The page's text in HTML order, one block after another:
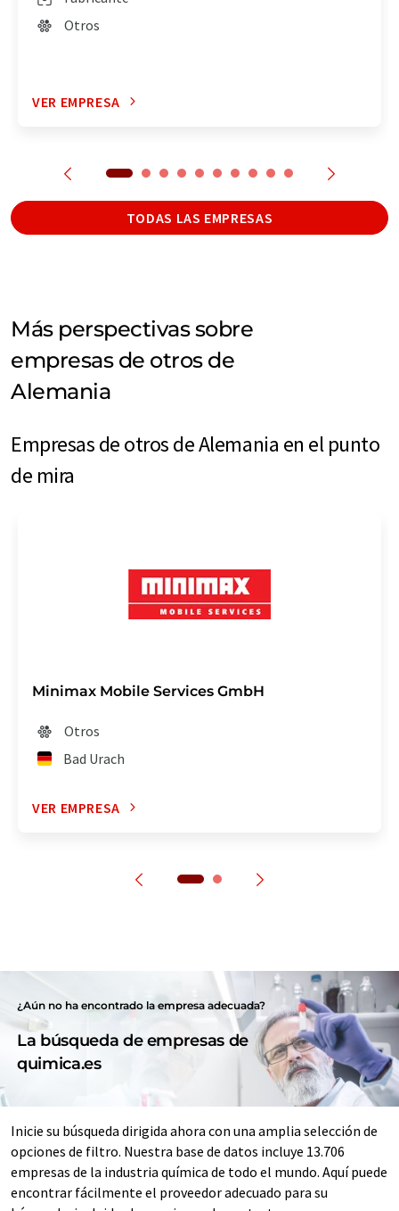
Otros
VER EMPRESA
TODAS LAS EMPRESAS
Más perspectivas sobre
empresas de otros de
Alemania
Empresas de otros de Alemania en el punto
de mira
Minimax Mobile Services GmbH
Otros
Bad Urach
VER EMPRESA
¿Aún no ha encontrado la empresa adecuada?
La búsqueda de empresas de
quimica.es
Inicie su búsqueda dirigida ahora con una amplia selección de
opciones de filtro. Nuestra base de datos incluye 13.706
empresas de la industria química de todo el mundo. Aquí puede
encontrar fácilmente el proveedor adecuado para su